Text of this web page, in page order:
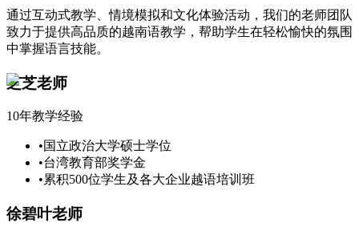
通过互动式教学、情境模拟和文化体验活动，我们的老师团队
致力于提供高品质的越南语教学，帮助学生在轻松愉快的氛围
中掌握语言技能。
芝芝老师
10年教学经验
•国立政治大学硕士学位
•台湾教育部奖学金
•累积500位学生及各大企业越语培训班
徐碧叶老师